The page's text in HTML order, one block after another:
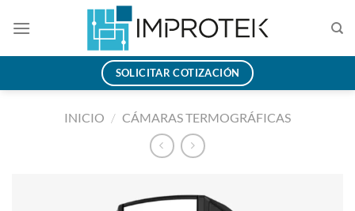
SOLICITAR COTIZACIÓN
INICIO / CÁMARAS TERMOGRÁFICAS